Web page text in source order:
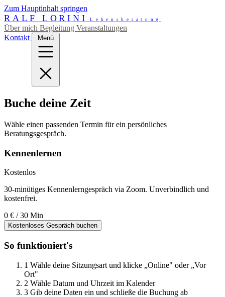
Zum Hauptinhalt springen
RALF LORINILebensberatung
Über mich Begleitung Veranstaltungen
Kontakt
Menü
Buche deine Zeit
Wähle einen passenden Termin für ein persönliches
Beratungsgespräch.
Kennenlernen
Kostenlos
30-minütiges Kennenlerngespräch via Zoom. Unverbindlich und
kostenfrei.
0 € / 30 Min
Kostenloses Gespräch buchen
So funktioniert's
1 Wähle deine Sitzungsart und klicke „Online" oder „Vor
Ort"
2 Wähle Datum und Uhrzeit im Kalender
3 Gib deine Daten ein und schließe die Buchung ab